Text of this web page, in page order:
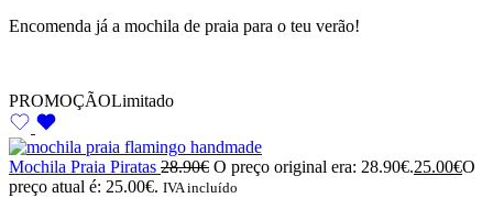
Encomenda já a mochila de praia para o teu verão!
PROMOÇÃOLimitado
Mochila Praia Piratas 28.90€ O preço original era: 28.90€.25.00€O
preço atual é: 25.00€. IVA incluído